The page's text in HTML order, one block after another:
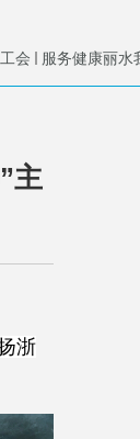
会 服务健康丽水
主
浙